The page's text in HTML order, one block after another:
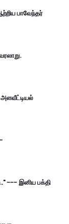
பாவேந்தர்
அளவீட்டியல்
--- இனிய பக்தி